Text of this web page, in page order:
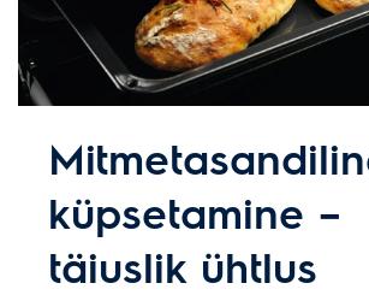
küpsetamine –
täiuslik ühtlus